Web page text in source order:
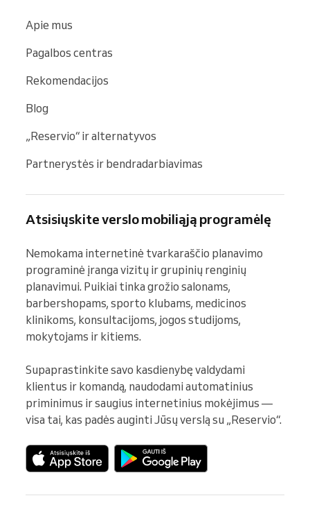
Apie mus
Pagalbos centras
Rekomendacijos
Blog
„Reservio“ ir alternatyvos
Partnerystės ir bendradarbiavimas
Atsisiųskite verslo mobiliąją programėlę
Nemokama internetinė tvarkaraščio planavimo
programinė įranga vizitų ir grupinių renginių
planavimui. Puikiai tinka grožio salonams,
barbershopams, sporto klubams, medicinos
klinikoms, konsultacijoms, jogos studijoms,
mokytojams ir kitiems.
Supaprastinkite savo kasdienybę valdydami
klientus ir komandą, naudodami automatinius
priminimus ir saugius internetinius mokėjimus —
visa tai, kas padės auginti Jūsų verslą su „Reservio“.